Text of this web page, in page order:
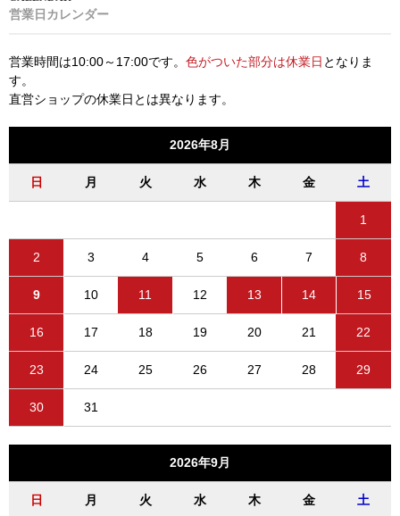
営業日カレンダー
営業時間は10:00～17:00です。 色がついた部分は休業日 となりま
す。
直営ショップの休業日とは異なります。
2026年8月
日 月 火 水 木 金 土
1
2 3 4 5 6 7 8
9 10 11 12 13 14 15
16 17 18 19 20 21 22
23 24 25 26 27 28 29
30 31
2026年9月
日 月 火 水 木 金 土